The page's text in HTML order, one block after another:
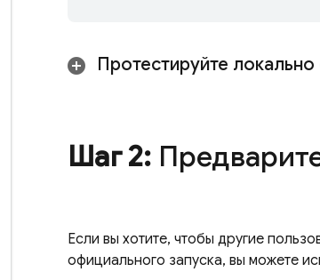
Протестируйте
Шаг 2:
Если вы хотите, чтобы другие
официального запуска, вы можете